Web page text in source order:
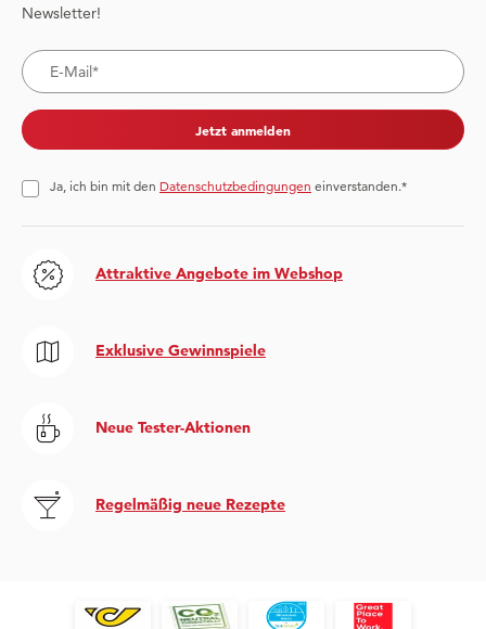
Newsletter!
Jetzt anmelden
Ja, ich bin mit den Datenschutzbedingungen einverstanden.*
Attraktive Angebote im Webshop
Exklusive Gewinnspiele
Neue Tester-Aktionen
Regelmäßig neue Rezepte